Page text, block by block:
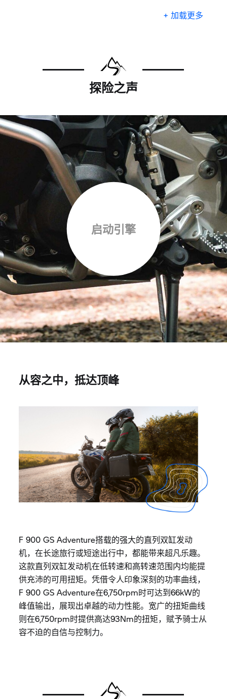
+ 加载更多
探险之声
启动引擎
从容之中，抵达顶峰
F 900 GS Adventure搭载的强大的直列双缸发动
机，在长途旅行或短途出行中，都能带来超凡乐趣。
这款直列双缸发动机在低转速和高转速范围内均能提
供充沛的可用扭矩。凭借令人印象深刻的功率曲线，
F 900 GS Adventure在6,750rpm时可达到66kW的
峰值输出，展现出卓越的动力性能。宽广的扭矩曲线
则在6,750rpm时提供高达93Nm的扭矩，赋予骑士从
容不迫的自信与控制力。